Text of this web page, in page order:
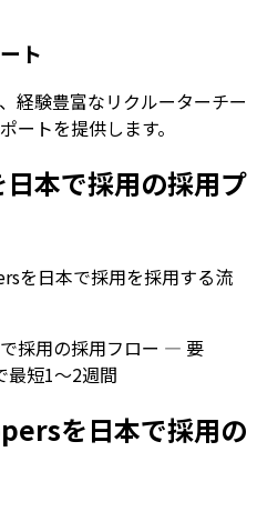
ト
経験豊富なリクルーターチー
ートを提供します。
本で採用の採用プ
を日本で採用を採用する流
採用の採用フロー — 要
最短1〜2週間
を日本で採用の